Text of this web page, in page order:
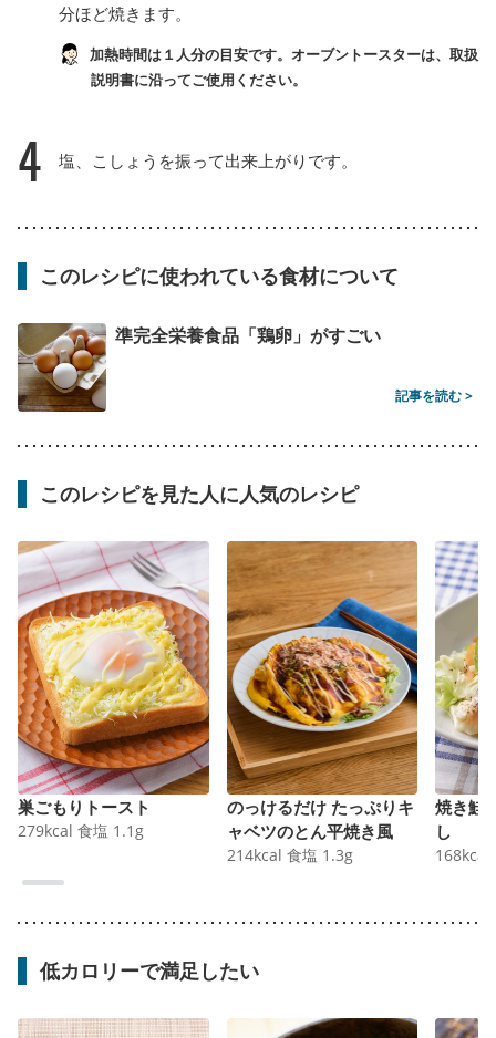
分ほど焼きます。
加熱時間は１人分の目安です。オーブントースターは、取扱
説明書に沿ってご使用ください。
4 塩、こしょうを振って出来上がりです。
このレシピに使われている食材について
準完全栄養食品「鶏卵」がすごい
記事を読む >
このレシピを見た人に人気のレシピ
巣ごもりトースト
279kcal 食塩 1.1 g
のっけるだけ たっぷりキ
ャベツのとん平焼き風
214kcal 食塩 1.3g
焼き鮭
し
168kcal
低カロリーで満足したい